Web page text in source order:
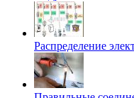
Распределение